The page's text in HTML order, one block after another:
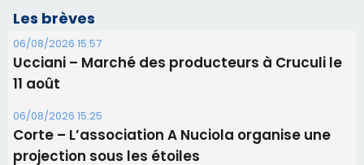
06/08/2026 15:04
Alata - Soirée Tango Argentin au stade de San
Benedetto
05/08/2026 09:53
Biguglia : messe de la Sainte-Marie et
procession le 14 août